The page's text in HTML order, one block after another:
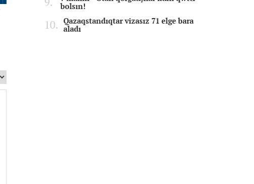
bolsın!
Qazaqstandıqtar vizasız 71 elge bara
aladı